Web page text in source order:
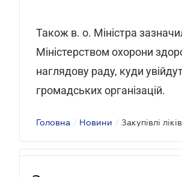
Також в. о. Міністра
Міністерством охорони
наглядову раду, куди
громадських організацій.
Головна / Новини / Закупівлі